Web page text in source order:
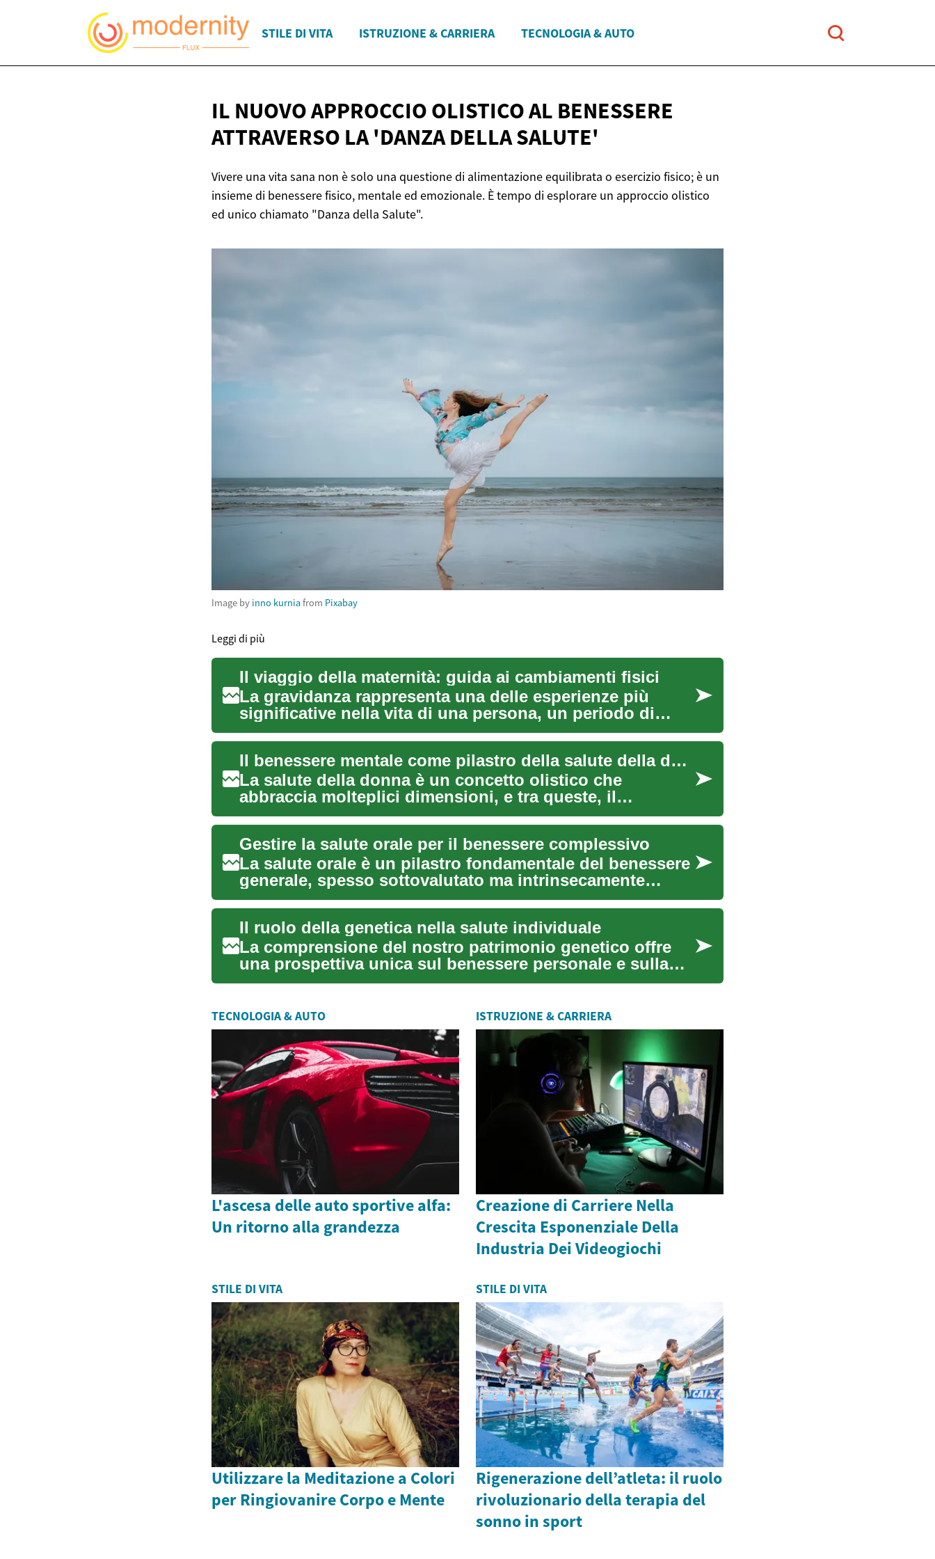
STILE DI VITA ISTRUZIONE & CARRIERA TECNOLOGIA & AUTO
IL NUOVO APPROCCIO OLISTICO AL BENESSERE
ATTRAVERSO LA 'DANZADELLA SALUTE'
Vivere una vita sana non è solo una questione di alimentazione equilibrata o esercizio fisico; è un
insieme di benessere fisico, mentale ed emozionale. È tempo di esplorare un approccio olistico
ed unico chiamato "Danza della Salute".
Image by inno kurniafrom Pixabay
Leggi di più
Il viaggio della maternità: guida ai cambiamenti fisici
La gravidanza rappresenta una delle esperienze più
significative nella vita di una persona, un periodo di
trasformazi...
Il benessere mentale come pilastro della salute della donna
La salute della donna è un concetto olistico che
abbraccia molteplici dimensioni, e tra queste, il
benessere mentale ...
Gestire la salute orale per il benessere complessivo
La salute orale è un pilastro fondamentale del benessere
generale, spesso sottovalutato ma intrinsecamente
legato all...
Il ruolo della genetica nella salute individuale
La comprensione del nostro patrimonio genetico offre
una prospettiva unica sul benessere personale e sulla
predisposi...
TECNOLOGIA & AUTO
L'ascesa delle auto sportive alfa:
Un ritorno alla grandezza
ISTRUZIONE & CARRIERA
Creazione di Carriere Nella
Crescita Esponenziale Della
Industria Dei Videogiochi
STILE DI VITA
Utilizzare la Meditazione a Colori
per Ringiovanire Corpo e Mente
STILE DI VITA
Rigenerazione dell’atleta: il ruolo
rivoluzionario della terapia del
sonno in sport